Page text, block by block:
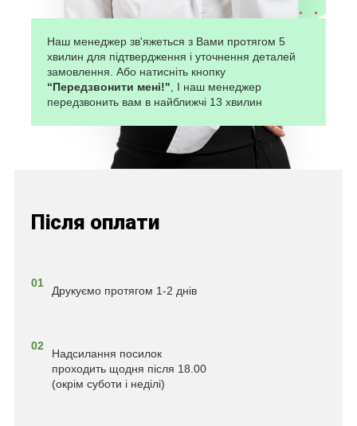
Наш менеджер зв'яжеться з Вами протягом 5
хвилин для підтвердження і уточнення деталей
замовлення. Або натисніть кнопку
“Передзвонити мені!", І наш менеджер
передзвонить вам в найближчі 13 хвилин
Після оплати
01
Друкуємо протягом 1-2 днів
02
Надсилання посилок
проходить щодня після 18.00
(окрім суботи і неділі)